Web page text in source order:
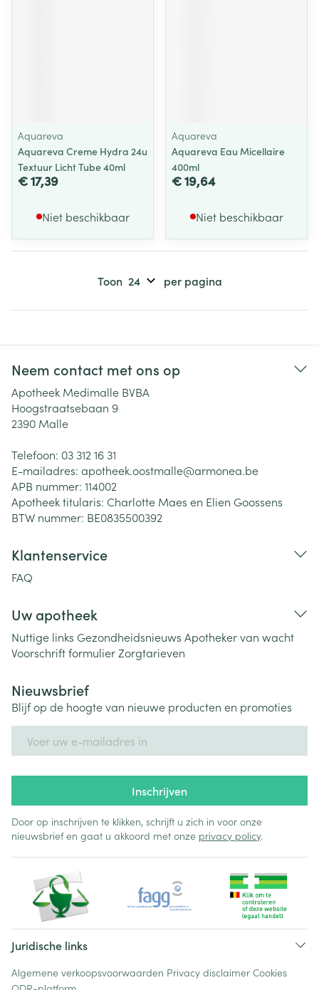
Aquareva
Aquareva Creme Hydra 24u
Textuur Licht Tube 40ml
€ 17,39
Niet beschikbaar
Aquareva
Aquareva Eau Micellaire
400ml
€ 19,64
Niet beschikbaar
Toon per pagina
Neem contact met ons op
Apotheek Medimalle BVBA
Hoogstraatsebaan 9
2390 Malle
Telefoon: 03 312 16 31
E-mailadres: apotheek.oostmalle@armonea.be
APB nummer: 114002
Apotheek titularis: Charlotte Maes en Elien Goossens
BTW nummer: BE0835500392
Klantenservice
FAQ
Uw apotheek
Nuttige links Gezondheidsnieuws Apotheker van wacht
Voorschrift formulierZorgtarieven
Nieuwsbrief
Blijf op de hoogte van nieuwe producten en promoties
Inschrijven
Door op inschrijven te klikken, schrijft u zich in voor onze
nieuwsbrief en gaat u akkoord met onze privacy policy.
Juridische links
Algemene verkoopsvoorwaarden Privacy disclaimer Cookies